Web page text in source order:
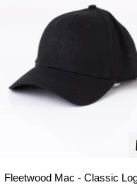
Fleetwood Mac - Classic